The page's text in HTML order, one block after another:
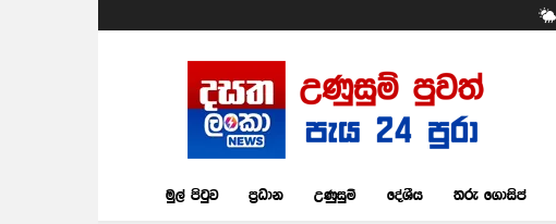
Dasatha
Lanka
News
මුල් පිටුව ප්‍රධාන උණුසුම් දේශීය තරු ගොසිප්